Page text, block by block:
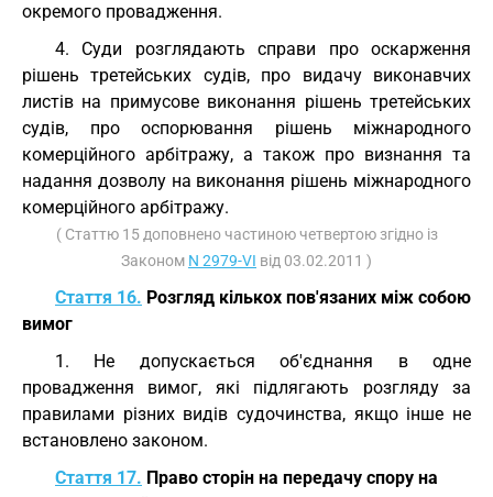
окремого провадження.
4. Суди розглядають справи про оскарження
рішень третейських судів, про видачу виконавчих
листів на примусове виконання рішень третейських
судів, про оспорювання рішень міжнародного
комерційного арбітражу, а також про визнання та
надання дозволу на виконання рішень міжнародного
комерційного арбітражу.
( Статтю 15 доповнено частиною четвертою згідно із
Законом N 2979-VI від 03.02.2011 )
Стаття 16. Розгляд кількох пов'язаних між собою
вимог
1. Не допускається об'єднання в одне
провадження вимог, які підлягають розгляду за
правилами різних видів судочинства, якщо інше не
встановлено законом.
Стаття 17. Право сторін на передачу спору на